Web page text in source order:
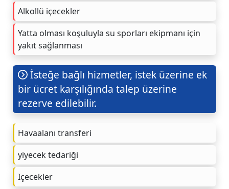
Alkollü içecekler
Yatta olması koşuluyla su sporları ekipmanı için
yakıt sağlanması
İsteğe bağlı hizmetler, istek üzerine ek
bir ücret karşılığında talep üzerine
rezerve edilebilir.
Havaalanı transferi
yiyecek tedariği
Içecekler